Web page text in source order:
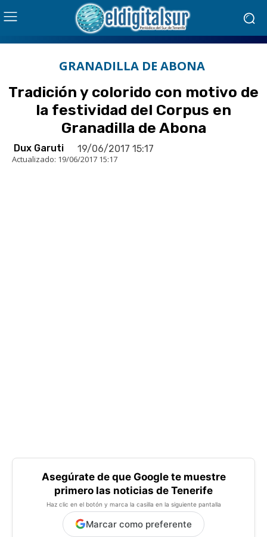
GRANADILLA DE ABONA
Tradición y colorido con motivo de
la festividad del Corpus en
Granadilla de Abona
Dux Garuti 19/06/2017 15:17
Actualizado: 19/06/2017 15:17
Asegúrate de que Google te muestre
primero las noticias de Tenerife
Haz clic en el botón y marca la casilla en la siguiente pantalla
Marcar como preferente